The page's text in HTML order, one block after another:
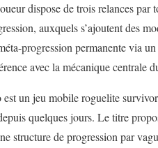
dispose de trois relances par
auxquels s’ajoutent des
progression permanente via
avec la mécanique centrale
un jeu mobile roguelite
quelques jours. Le titre
structure de progression par